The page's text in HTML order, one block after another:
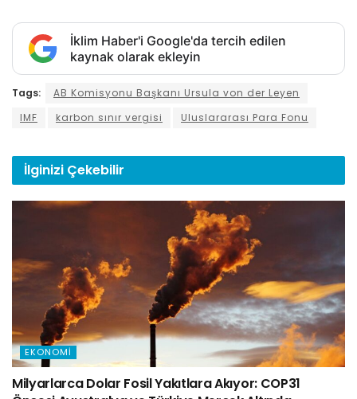
İklim Haber'i Google'da tercih edilen
kaynak olarak ekleyin
Tags:
AB Komisyonu Başkanı Ursula von der Leyen
IMF
karbon sınır vergisi Uluslararası Para Fonu
İlginizi Çekebilir
EKONOMI
Milyarlarca Dolar Fosil Yakıtlara Akıyor: COP31